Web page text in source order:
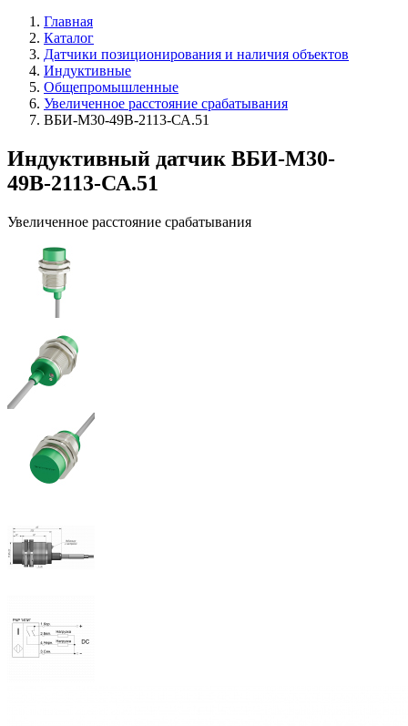
Главная
Каталог
Датчики позиционирования и наличия объектов
Индуктивные
Общепромышленные
Увеличенное расстояние срабатывания
ВБИ-М30-49В-2113-СА.51
Индуктивный датчик ВБИ-М30-
49В-2113-СА.51
Увеличенное расстояние срабатывания